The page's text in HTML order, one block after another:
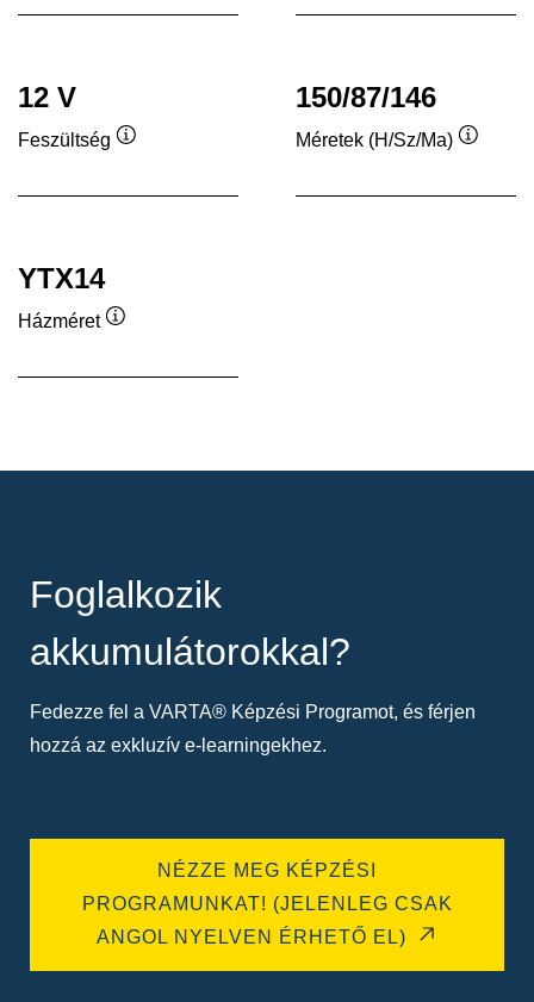
12 V
Feszültség
150/87/146
Méretek (H/Sz/Ma)
YTX14
Házméret
Foglalkozik
akkumulátorokkal?
Fedezze fel a VARTA® Képzési Programot, és férjen
hozzá az exkluzív e-learningekhez.
NÉZZE MEG KÉPZÉSI
PROGRAMUNKAT! (JELENLEG CSAK
ANGOL NYELVEN ÉRHETŐ EL)